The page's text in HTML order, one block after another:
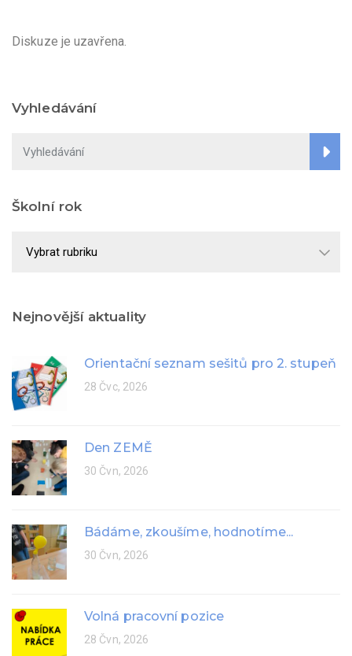
Diskuze je uzavřena.
Vyhledávání
Školní rok
Nejnovější aktuality
Orientační seznam sešitů pro 2. stupeň
28 Čvc, 2026
Den ZEMĚ
30 Čvn, 2026
Bádáme, zkoušíme, hodnotíme...
30 Čvn, 2026
Volná pracovní pozice
28 Čvn, 2026